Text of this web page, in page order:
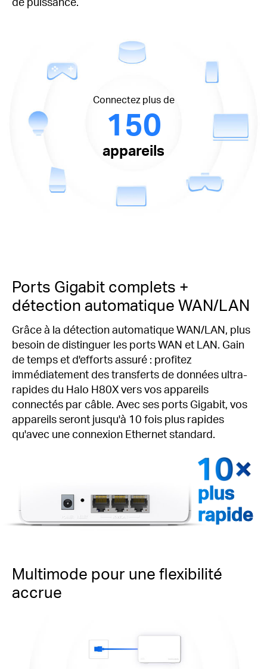
Connectez plus de
150
appareils
Ports Gigabit complets +
détection automatique WAN/LAN
Grâce à la détection automatique WAN/LAN, plus
besoin de distinguer les ports WAN et LAN. Gain
de temps et d'efforts assuré : profitez
immédiatement des transferts de données ultra-
rapides du Halo H80X vers vos appareils
connectés par câble. Avec ses ports Gigabit, vos
appareils seront jusqu'à 10 fois plus rapides
qu'avec une connexion Ethernet standard.
plus
rapide
Multimode pour une flexibilité
accrue